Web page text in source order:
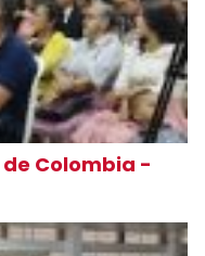
Colombia -